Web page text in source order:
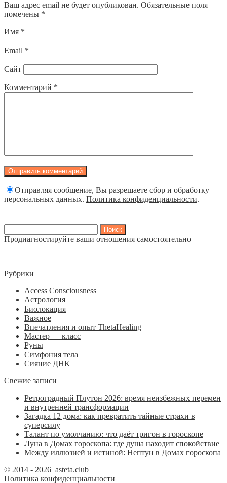
Ваш адрес email не будет опубликован. Обязательные поля
помечены *
Имя *
Email *
Сайт
Комментарий *
Отправляя сообщение, Вы разрешаете сбор и обработку
персональных данных. Политика конфиденциальности.
Продиагностируйте ваши отношения самостоятельно
Рубрики
Access Consciousness
Астрология
Биолокация
Важное
Впечатления и опыт ThetaHealing
Мастер — класс
Руны
Симфония тела
Сияние ДНК
Свежие записи
Ретроградный Плутон 2026: время неизбежных перемен
и внутренней трансформации
Загадка 12 дома: как превратить тайные страхи в
суперсилу
Талант по умолчанию: что даёт тригон в гороскопе
Луна в Домах гороскопа: где душа находит спокойствие
Между иллюзией и истиной: Нептун в Домах гороскопа
© 2014 - 2026 asteta.club
Политика конфиденциальности